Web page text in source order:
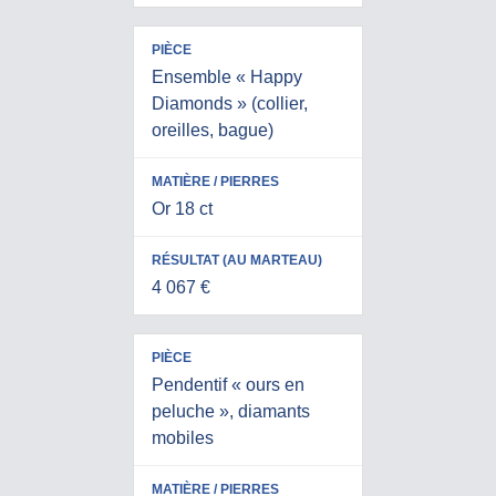
Ensemble « Happy
Diamonds » (collier,
oreilles, bague)
Or 18 ct
4 067 €
Pendentif « ours en
peluche », diamants
mobiles